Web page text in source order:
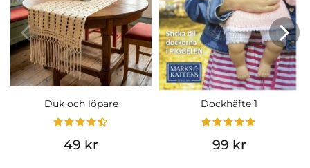
Duk och löpare
49 kr
Dockhäfte 1
99 kr